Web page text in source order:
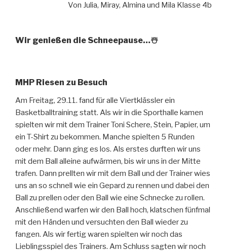
Von Julia, Miray, Almina und Mila Klasse 4b
Wir genießen die Schneepause…☃️
MHP Riesen zu Besuch
Am Freitag, 29.11. fand für alle Viertklässler ein
Basketballtraining statt. Als wir in die Sporthalle kamen
spielten wir mit dem Trainer Toni Schere, Stein, Papier, um
ein T-Shirt zu bekommen. Manche spielten 5 Runden
oder mehr. Dann ging es los. Als erstes durften wir uns
mit dem Ball alleine aufwärmen, bis wir uns in der Mitte
trafen. Dann prellten wir mit dem Ball und der Trainer wies
uns an so schnell wie ein Gepard zu rennen und dabei den
Ball zu prellen oder den Ball wie eine Schnecke zu rollen.
Anschließend warfen wir den Ball hoch, klatschen fünfmal
mit den Händen und versuchten den Ball wieder zu
fangen. Als wir fertig waren spielten wir noch das
Lieblingsspiel des Trainers. Am Schluss sagten wir noch